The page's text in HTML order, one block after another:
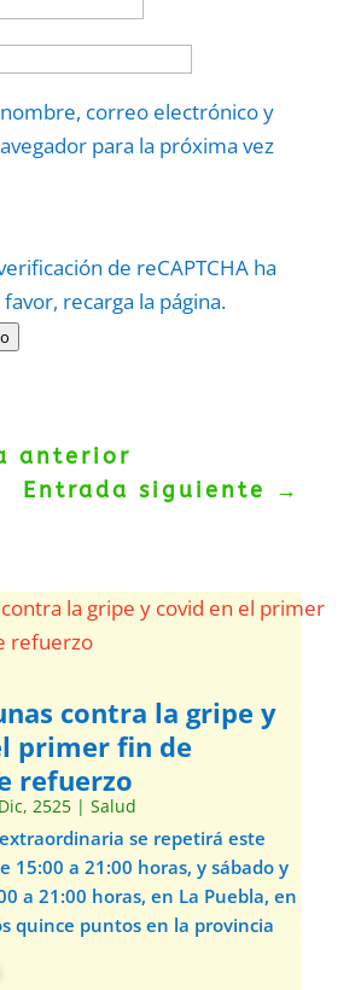
correo electrónico y
para la próxima vez
de reCAPTCHA ha
recarga la página.
anterior
Entrada siguiente
→
contra la gripe y
primer fin de
refuerzo
2525| Salud
se repetirá este
15:00 a 21:00 horas, y sábado y
a 21:00 horas, en La Puebla, en
quince puntos en la provincia